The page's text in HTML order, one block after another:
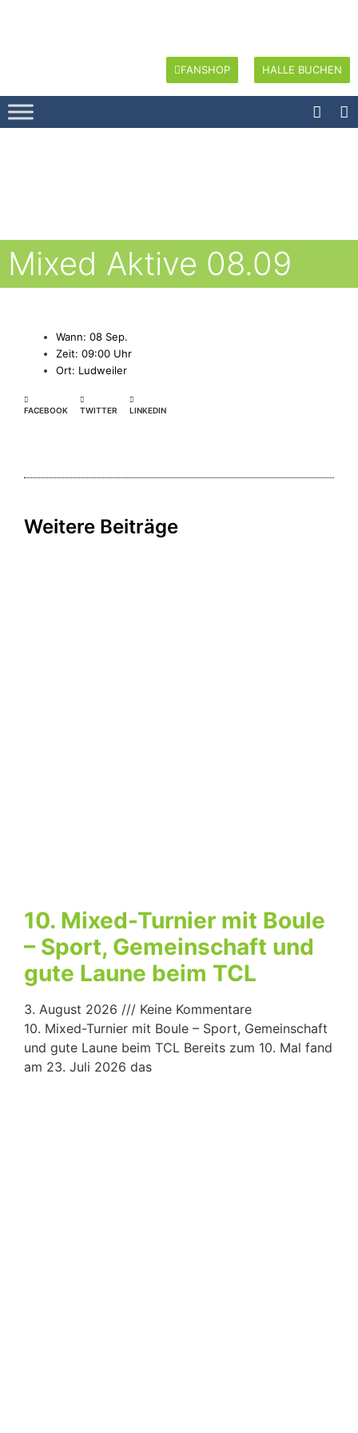
FANSHOP HALLE BUCHEN
Mixed Aktive 08.09
Wann: 08 Sep.
Zeit: 09:00 Uhr
Ort: Ludweiler
FACEBOOK TWITTER LINKEDIN
Weitere Beiträge
10. Mixed-Turnier mit Boule
– Sport, Gemeinschaft und
gute Laune beim TCL
3. August 2026
Keine Kommentare
10. Mixed-Turnier mit Boule – Sport, Gemeinschaft
und gute Laune beim TCL Bereits zum 10. Mal fand
am 23. Juli 2026 das